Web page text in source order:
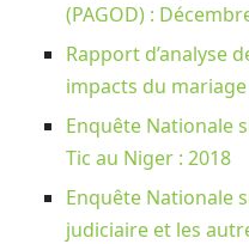
(PAGOD) :
Rapport d’analyse
impacts du
Enquête Nationale
Tic au Niger : 2018
Enquête Nationale
judiciaire et les